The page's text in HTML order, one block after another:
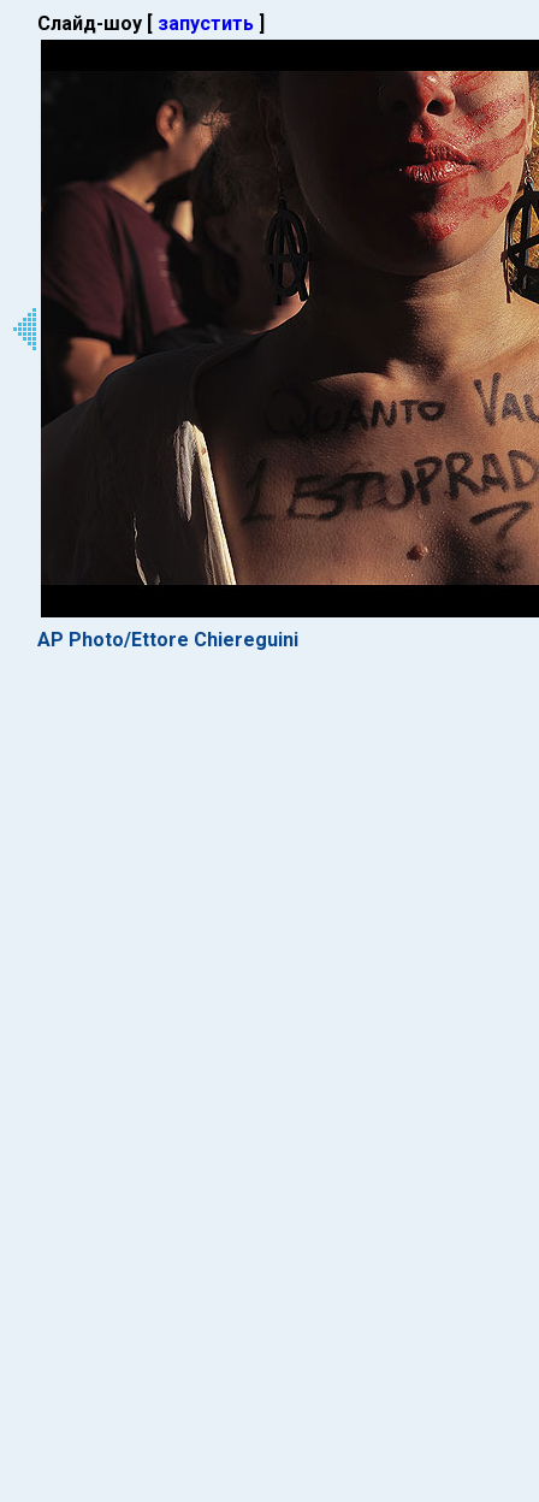
Слайд-шоу [ запустить ]
AP Photo/Ettore Chiereguini